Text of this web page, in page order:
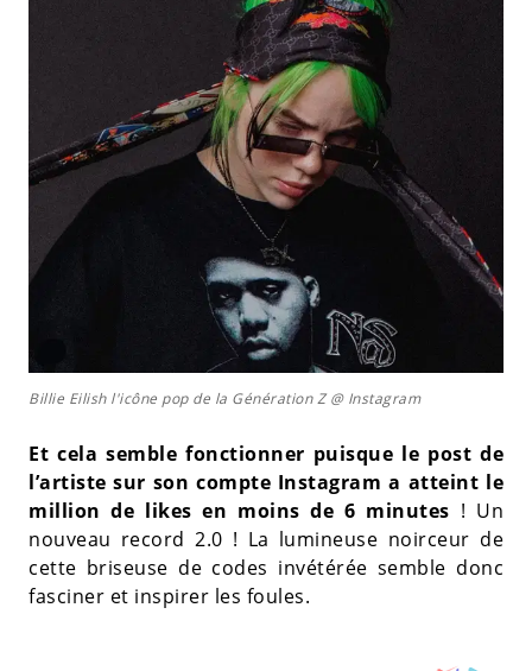
Billie Eilish l'icône pop de la Génération Z @ Instagram
Et cela semble fonctionner puisque le post de
l’artiste sur son compte Instagram a atteint le
million de likes en moins de 6 minutes ! Un
nouveau record 2.0 ! La lumineuse noirceur de
cette briseuse de codes invétérée semble donc
fasciner et inspirer les foules.